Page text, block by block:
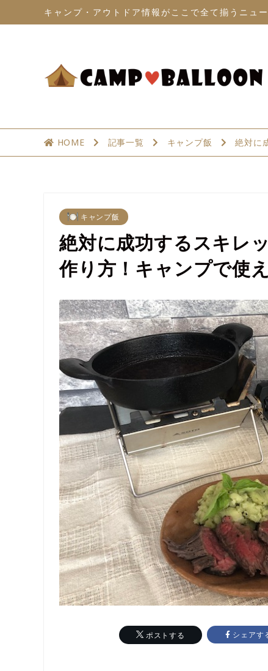
キャンプ・アウトドア情報がここで全て揃うニュ
HOME 記事一覧 キャンプ飯 絶対に
キャンプ飯
絶対に成功するスキレ
作り方！キャンプで使
ポストする シェアす